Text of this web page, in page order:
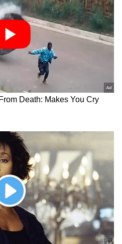
இடத்தைப்
ஐ உங்கள் முதன்மைத்